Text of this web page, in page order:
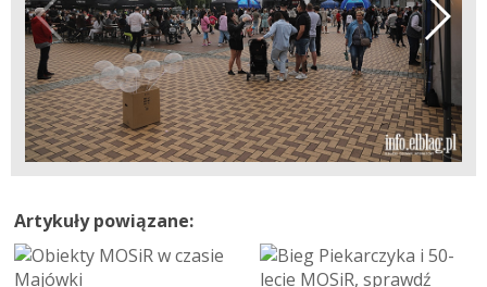
Artykuły powiązane: